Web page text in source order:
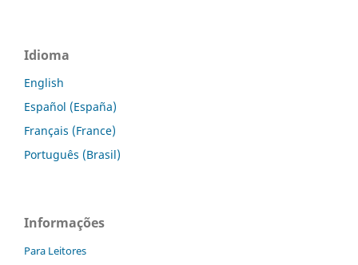
Idioma
English
Español (España)
Français (France)
Português (Brasil)
Informações
Para Leitores